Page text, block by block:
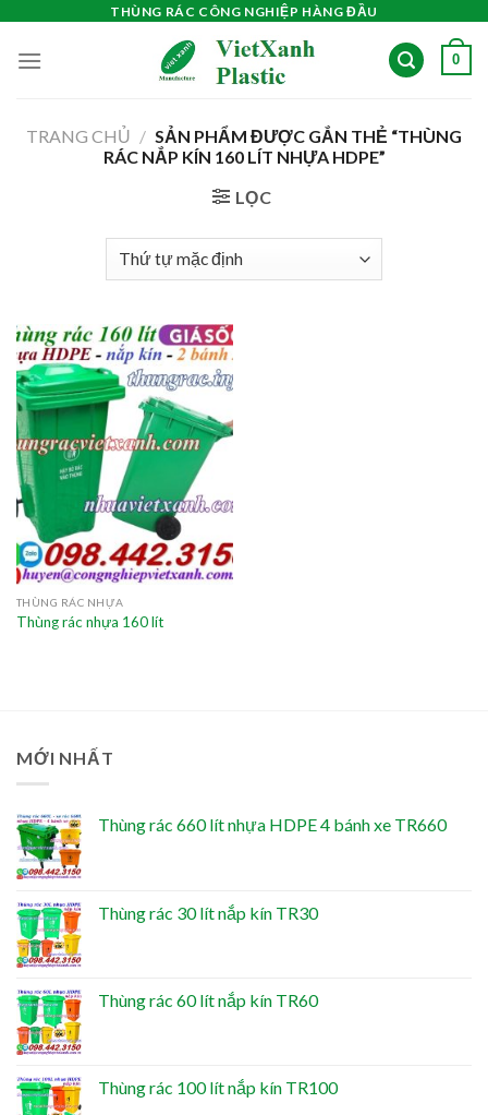
content
THÙNG RÁC CÔNG NGHIỆP HÀNG ĐẦU
0
TRANG CHỦ / SẢN PHẨM ĐƯỢC GẮN THẺ “THÙNG
RÁC NẮP KÍN 160 LÍT NHỰA HDPE”
LỌC
THÙNG RÁC NHỰA
Thùng rác nhựa 160 lít
MỚI NHẤT
Thùng rác 660 lít nhựa HDPE 4 bánh xe TR660
Thùng rác 30 lít nắp kín TR30
Thùng rác 60 lít nắp kín TR60
Thùng rác 100 lít nắp kín TR100